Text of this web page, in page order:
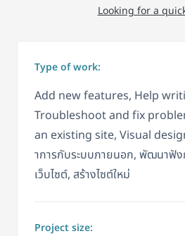
Looking for a
Type of work:
Add new features, Help
Troubleshoot and fix
an existing site, Visual
าการกับระบบภายนอก, พัฒนาฟั
เว็บไซต์, สร้างไซต์ใหม่
Project size: